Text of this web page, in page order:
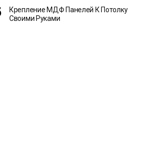
Крепление МДФ Панелей К Потолку
Своими Руками